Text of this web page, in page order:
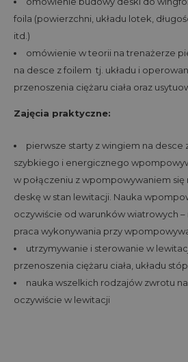
foila (powierzchni, układu lotek,
itd.)
omówienie w teorii na trenażerze
na desce z foilem tj. układu i
przenoszenia ciężaru ciała oraz
Zajęcia praktyczne:
pierwsze starty z wingiem na desce
szybkiego i energicznego
w połączeniu z wpompowywaniem
deskę w stan lewitacji. Nauka
oczywiście od warunków wiatrowych –
praca wykonywania przy
utrzymywanie i sterowanie w
przenoszenia ciężaru ciała, układu
nauka wszelkich rodzajów zwrotu
oczywiście w lewitacji